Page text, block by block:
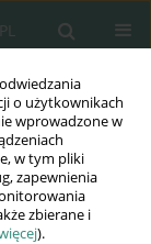
o użytkownikach
wprowadzone w
w tym pliki
zapewnienia
zbierane i
).
PL